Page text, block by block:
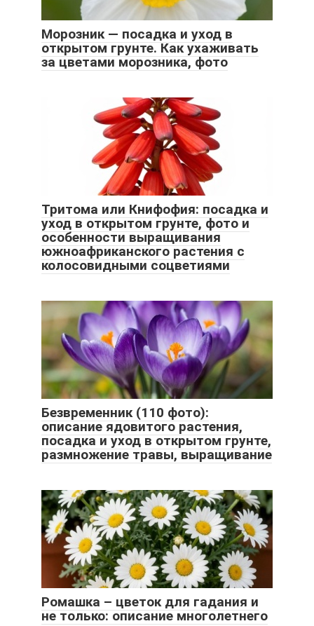
Морозник — посадка и уход в
открытом грунте. Как ухаживать
за цветами морозника, фото
Тритома или Книфофия: посадка и
уход в открытом грунте, фото и
особенности выращивания
южноафриканского растения с
колосовидными соцветиями
Безвременник (110 фото):
описание ядовитого растения,
посадка и уход в открытом грунте,
размножение травы, выращивание
Ромашка – цветок для гадания и
не только: описание многолетнего